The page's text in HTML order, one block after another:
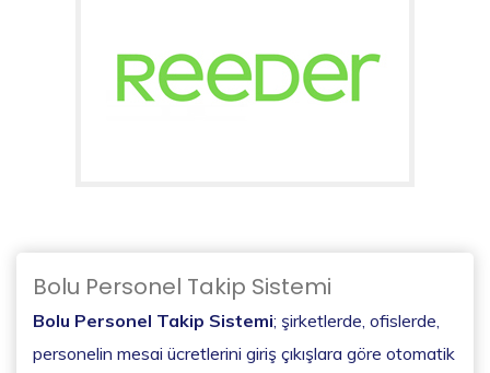
Bolu Personel Takip Sistemi
Bolu Personel Takip Sistemi; şirketlerde, ofislerde,
personelin mesai ücretlerini giriş çıkışlara göre otomatik